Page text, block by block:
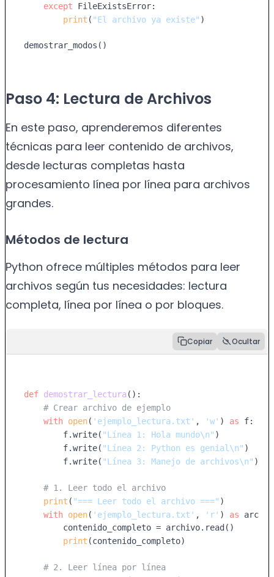
except FileExistsError:
print ( "El archivo ya existe" )
demostrar_modos()
Paso 4: Lectura de Archivos
En este paso, aprenderemos diferentes
técnicas para leer contenido de archivos,
desde lecturas completas hasta
procesamiento línea por línea para archivos
grandes.
Métodos de lectura
Python ofrece múltiples métodos para leer
archivos según tus necesidades: lectura
completa, línea por línea o por bloques.
Copiar Ocultar
def demostrar_lectura ():
# Crear archivo de ejemplo
with open( 'ejemplo_lectura.txt' , 'w' ) as f:
        f.write(
"Línea 1: Hola mundo\n" )
        f.write(
"Línea 2: Python es genial\n" )
        f.write(
"Línea 3: Manejo de archivos\n" )
# 1. Leer todo el archivo
print ( "=== Leer todo el archivo ===" )
with open( 'ejemplo_lectura.txt' , 'r' ) as
        contenido_completo = archivo.read()
print (contenido_completo)
# 2. Leer línea por línea